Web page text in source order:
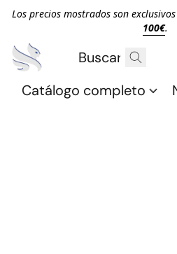
Los precios mostrados son
100€.
Catálogo completo